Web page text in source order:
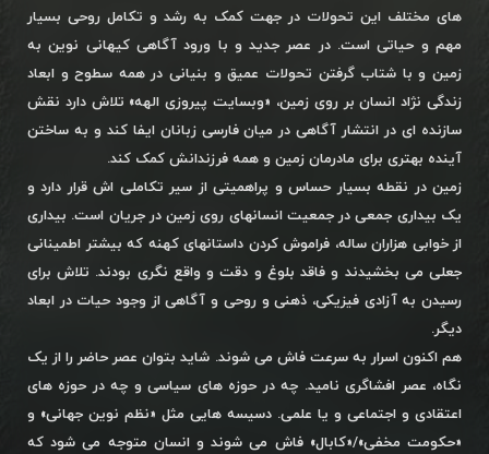
های مختلف این تحولات در جهت کمک به رشد و تکامل روحی بسیار
مهم و حیاتی است. در عصر جدید و با ورود آگاهی کیهانی نوین به
زمین و با شتاب گرفتن تحولات عمیق و بنیانی در همه سطوح و ابعاد
زندگی نژاد انسان بر روی زمین، «وبسایت پیروزی الهه» تلاش دارد نقش
سازنده ای در انتشار آگاهی در میان فارسی زبانان ایفا کند و به ساختن
آینده بهتری برای مادرمان زمین و همه فرزندانش کمک کند.
زمین در نقطه بسیار حساس و پراهمیتی از سیر تکاملی اش قرار دارد و
یک بیداری جمعی در جمعیت انسانهای روی زمین در جریان است. بیداری
از خوابی هزاران ساله، فراموش کردن داستانهای کهنه که بیشتر اطمینانی
جعلی می بخشیدند و فاقد بلوغ و دقت و واقع نگری بودند. تلاش برای
رسیدن به آزادی فیزیکی، ذهنی و روحی و آگاهی از وجود حیات در ابعاد
دیگر.
هم اکنون اسرار به سرعت فاش می شوند. شاید بتوان عصر حاضر را از یک
نگاه، عصر افشاگری نامید. چه در حوزه های سیاسی و چه در حوزه های
اعتقادی و اجتماعی و یا علمی. دسیسه هایی مثل «نظم نوین جهانی» و
«حکومت مخفی»/«کابال» فاش می شوند و انسان متوجه می شود که